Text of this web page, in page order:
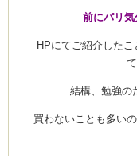
クレモ
前にパリ
HPにてご紹介したこ
結構、勉強の
買わないことも多い